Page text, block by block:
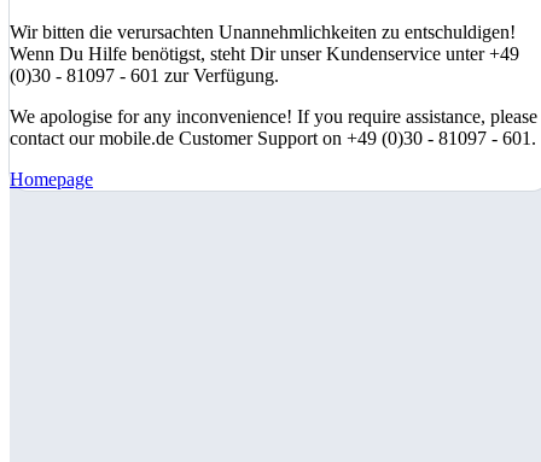
Wir bitten die verursachten Unannehmlichkeiten zu entschuldigen!
Wenn Du Hilfe benötigst, steht Dir unser Kundenservice unter +49
(0)30 - 81097 - 601 zur Verfügung.
We apologise for any inconvenience! If you require assistance, please
contact our mobile.de Customer Support on +49 (0)30 - 81097 - 601.
Homepage